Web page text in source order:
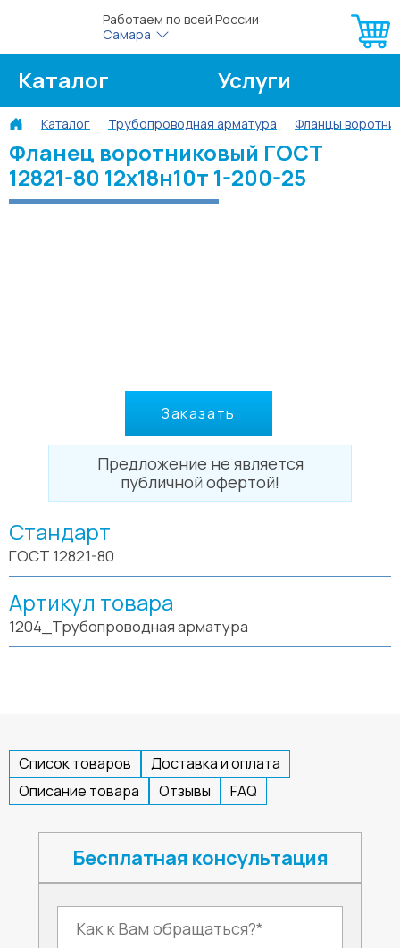
Работаем по всей России
Самара
Каталог
Услуги
О компании
Об оплате
Блог
Контакты
Каталог Трубопроводная арматура Фланцы
Фланец воротниковый ГОСТ
12821-80 12х18н10т 1-200-25
Заказать
Предложение не является
публичной офертой!
Стандарт
ГОСТ 12821-80
Артикул товара
1204_Трубопроводная арматура
Список товаров
Доставка и оплата
Описание товара
Отзывы FAQ
Бесплатная консультация